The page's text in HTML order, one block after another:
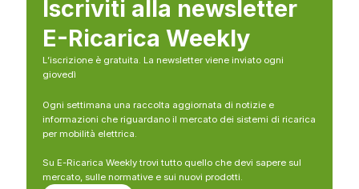
Iscriviti alla newsletter
E-Ricarica Weekly
L’iscrizione è gratuita. La newsletter viene inviato ogni
giovedì
Ogni settimana una raccolta aggiornata di notizie e
informazioni che riguardano il mercato dei sistemi di ricarica
per mobilità elettrica.
Su E-Ricarica Weekly trovi tutto quello che devi sapere sul
mercato, sulle normative e sui nuovi prodotti.